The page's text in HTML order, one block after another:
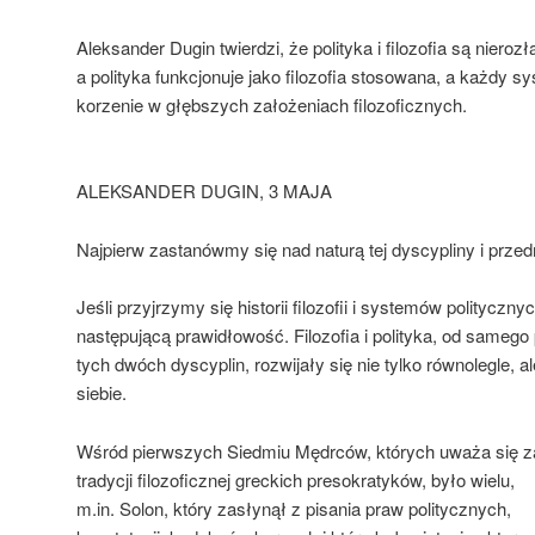
Aleksander Dugin twierdzi, że polityka i filozofia są
a polityka funkcjonuje jako filozofia stosowana, a każdy
korzenie w głębszych założeniach filozoficznych.
ALEKSANDER DUGIN, 3 MAJA
Najpierw zastanówmy się nad naturą tej dyscypliny i
Jeśli przyjrzymy się historii filozofii i systemów
następującą prawidłowość. Filozofia i polityka, od
tych dwóch dyscyplin, rozwijały się nie tylko równolegle,
siebie.
Wśród pierwszych Siedmiu Mędrców, których uważa się
tradycji filozoficznej greckich presokratyków, było wielu,
m.in. Solon, który zasłynął z pisania praw politycznych,